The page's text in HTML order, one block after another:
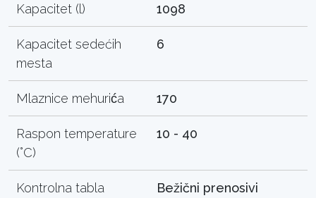
Kapacitet (l) 1098
Kapacitet sedećih
mesta
6
Mlaznice mehurića 170
Raspon temperature
(°C)
10 - 40
Kontrolna tabla
Bežični prenosivi